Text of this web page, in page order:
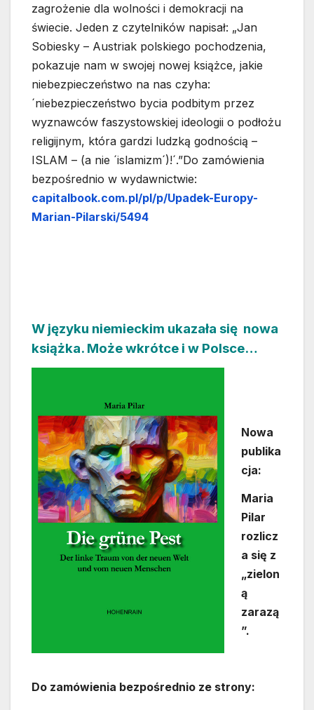
zagrożenie dla wolności i demokracji na
świecie. Jeden z czytelników napisał: „Jan
Sobiesky – Austriak polskiego pochodzenia,
pokazuje nam w swojej nowej książce, jakie
niebezpieczeństwo na nas czyha:
´niebezpieczeństwo bycia podbitym przez
wyznawców faszystowskiej ideologii o podłożu
religijnym, która gardzi ludzką godnością –
ISLAM – (a nie ´islamizm´)!´.”Do zamówienia
bezpośrednio w wydawnictwie:
capitalbook.com.pl/pl/p/Upadek-Europy-
Marian-Pilarski/5494
W języku niemieckim ukazała się nowa
książka. Może wkrótce i w Polsce…
Nowa
publika
cja:
Maria
Pilar
rozlicz
a się z
„zielon
ą
zarazą
”.
Do zamówienia bezpośrednio ze strony: